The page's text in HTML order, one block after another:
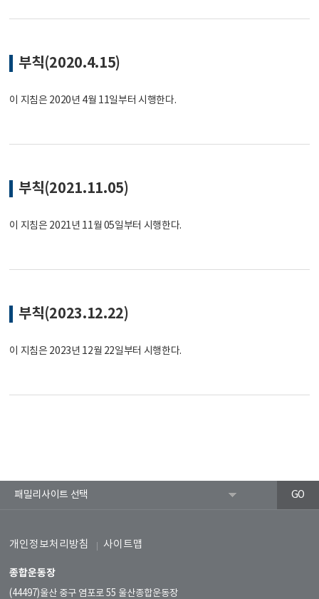
부칙(2020.4.15)
이 지침은 2020년 4월 11일부터 시행한다.
부칙(2021.11.05)
이 지침은 2021년 11월 05일부터 시행한다.
부칙(2023.12.22)
이 지침은 2023년 12월 22일부터 시행한다.
개인정보처리방침 사이트맵
종합운동장
(44497)울산 중구 염포로 55 울산종합운동장